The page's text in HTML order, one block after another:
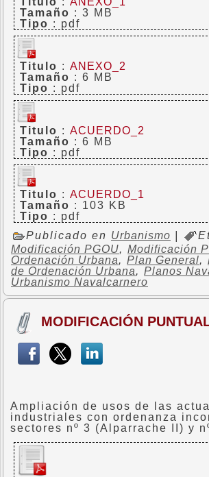
Tamaño : 3 MB
Tipo : pdf
Titulo :ANEXO_2
Tamaño : 6 MB
Tipo : pdf
Titulo :ACUERDO_2
Tamaño : 6 MB
Tipo : pdf
Titulo :ACUERDO_1
Tamaño : 103 KB
Tipo : pdf
Publicado en Urbanismo
Modificación PGOU, Modificación
Ordenación Urbana, Plan General,
de Ordenación Urbana, Planos
Urbanismo Navalcarnero
MODIFICACIÓN
Ampliación de usos de las
industriales con ordenanza
sectores nº 3 (Alparrache II) y